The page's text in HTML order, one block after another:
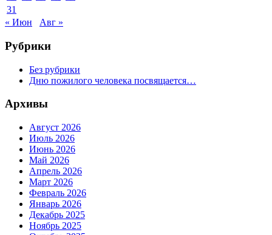
31
« Июн
Авг »
Рубрики
Без рубрики
Дню пожилого человека посвящается…
Архивы
Август 2026
Июль 2026
Июнь 2026
Май 2026
Апрель 2026
Март 2026
Февраль 2026
Январь 2026
Декабрь 2025
Ноябрь 2025